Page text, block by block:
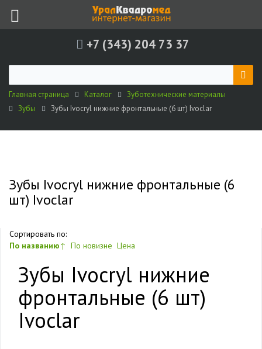
+7 (343) 204 73 37
Главная страница Каталог
Зуботехнические материалы
Зубы
Зубы Ivocryl нижние фронтальные (6 шт) Ivoclar
Зубы Ivocryl нижние фронтальные (6
шт) Ivoclar
Сортировать по:
По названию↑ По новизне Цена
Зубы Ivocryl нижние
фронтальные (6 шт)
Ivoclar